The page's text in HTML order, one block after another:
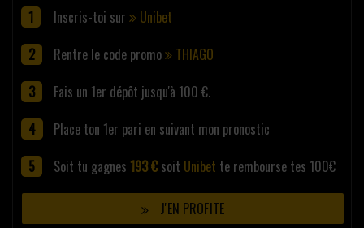
Inscris-toi sur
Unibet
Rentre le code promo
THIAGO
Fais un 1er dépôt jusqu'à 100 €.
Place ton 1er pari en suivant mon pronostic
Soit tu gagnes 193 € soit Unibet te rembourse tes 100€
J'EN PROFITE